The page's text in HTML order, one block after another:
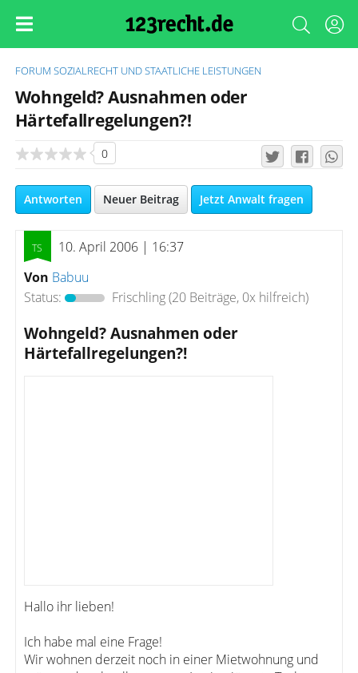
FORUM SOZIALRECHT UND STAATLICHE LEISTUNGEN
Wohngeld? Ausnahmen oder
Härtefallregelungen?!
0
Antworten Neuer Beitrag Jetzt Anwalt fragen
10. April 2006 | 16:37
Von Babuu
Status:
Frischling(20 Beiträge, 0x hilfreich)
Wohngeld? Ausnahmen oder
Härtefallregelungen?!
Hallo ihr lieben!
Ich habe mal eine Frage!
Wir wohnen derzeit noch in einer Mietwohnung und